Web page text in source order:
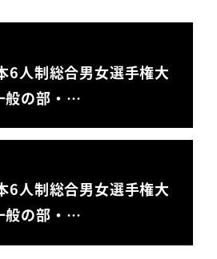
6人制総合男女選手権大
般の部・…
6人制総合男女選手権大
般の部・…